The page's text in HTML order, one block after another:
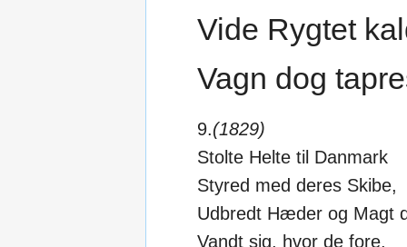
Vide Rygtet
Vagn dog
9.(1829)
Stolte Helte til Danmark
Styred med deres Skibe,
Udbredt Hæder og Magt
Vandt sig, hvor de fore,